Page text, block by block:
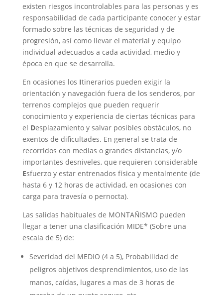
existen riesgos incontrolables para las personas y es
responsabilidad de cada participante conocer y estar
formado sobre las técnicas de seguridad y de
progresión, así como llevar el material y equipo
individual adecuados a cada actividad, medio y
época en que se desarrolla.
En ocasiones los Itinerarios pueden exigir la
orientación y navegación fuera de los senderos, por
terrenos complejos que pueden requerir
conocimiento y experiencia de ciertas técnicas para
el Desplazamiento y salvar posibles obstáculos, no
exentos de dificultades. En general se trata de
recorridos con medias o grandes distancias, y/o
importantes desniveles, que requieren considerable
Esfuerzo y estar entrenados física y mentalmente (de
hasta 6 y 12 horas de actividad, en ocasiones con
carga para travesía o pernocta).
Las salidas habituales de MONTAÑISMO pueden
llegar a tener una clasificación MIDE* (Sobre una
escala de 5) de:
Severidad del MEDIO (4 a 5), Probabilidad de
peligros objetivos desprendimientos, uso de las
manos, caídas, lugares a mas de 3 horas de